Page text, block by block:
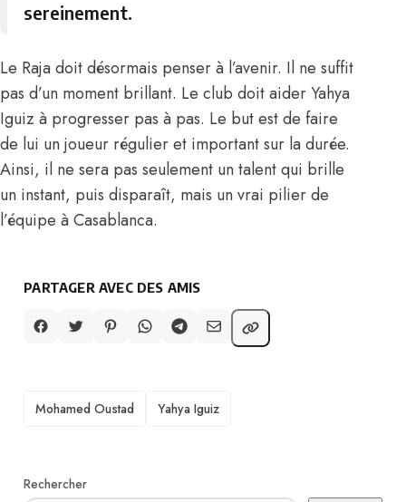
sereinement.
Le Raja doit désormais penser à l’avenir. Il ne suffit
pas d’un moment brillant. Le club doit aider Yahya
Iguiz à progresser pas à pas. Le but est de faire
de lui un joueur régulier et important sur la durée.
Ainsi, il ne sera pas seulement un talent qui brille
un instant, puis disparaît, mais un vrai pilier de
l’équipe à Casablanca.
PARTAGER AVEC DES AMIS
TAGS
Mohamed Oustad Yahya Iguiz
Rechercher